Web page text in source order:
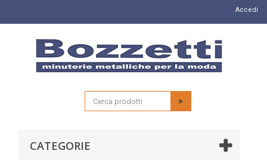
Accedi
>
CATEGORIE